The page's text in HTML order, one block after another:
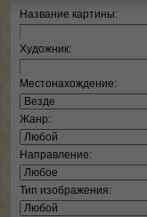
Название картины:
Художник:
Местонахождение:
Жанр:
Направление:
Тип изображения: